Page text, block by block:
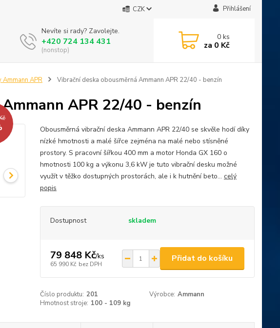
CZK Přihlášení
Nevíte si rady? Zavolejte.
+420 724 134 431
(nonstop)
0ks
za 0 Kč
Ammann APR Vibrační deska obousměrná Ammann APR 22/40 - benzín
APR 22/40 - benzín
Obousměrná vibrační deska Ammann APR 22/40 se skvěle hodí díky
nízké hmotnosti a malé šířce zejména na malé nebo stísněné
prostory. S pracovní šířkou 400 mm a motor Honda GX 160 o
hmotnosti 100 kg a výkonu 3,6 kW je tuto vibrační desku možné
využít v těžko dostupných prostorách, ale i k hutnění beto... celý
popis
Dostupnost skladem
79 848 Kč/ks
65 990 Kč bez DPH
Přidat do košíku
Číslo produktu: 201 Výrobce: Ammann
Hmotnost stroje: 100 - 109 kg